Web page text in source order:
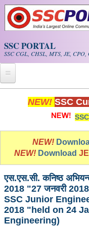
Skip to main content
SSC PORTAL
SSC CGL, CHSL, MTS, JE, CPO,
Home
Whats New!
PDF NOTES
SSC CGL Tier-1
SSC CHSL PDF
NEW! SSC
NEW!
NEW! Download
एस.एस.सी. कनिष्ठ
2018 "27 जनवरी 2018"
SSC Junior
2018 "held on 24
Engineering)